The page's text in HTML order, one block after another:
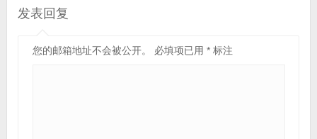
发表回复
您的邮箱地址不会被公开。 必填项已用 *标注